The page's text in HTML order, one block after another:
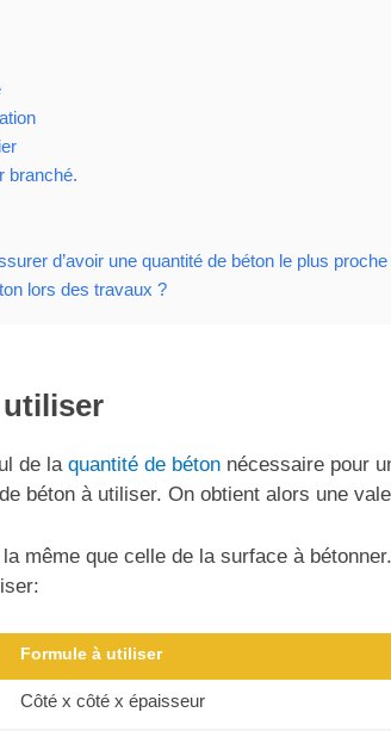
branché.
d’avoir une quantité de béton le plus
lors des travaux ?
de la quantité de bétonnécessaire pour
béton à utiliser. On obtient alors une
même que celle de la surface à
Formule à utiliser
Côté x côté x épaisseur